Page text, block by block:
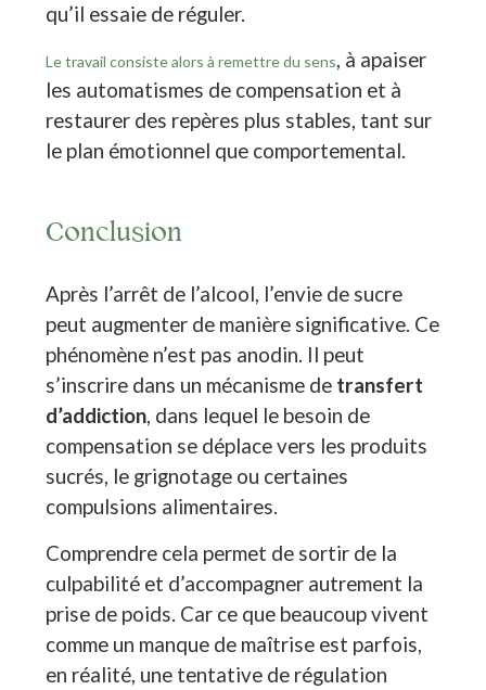
qu’il essaie de réguler.
Le travail consiste alors à remettre du sens, à apaiser
les automatismes de compensation et à
restaurer des repères plus stables, tant sur
le plan émotionnel que comportemental.
Conclusion
Après l’arrêt de l’alcool, l’envie de sucre
peut augmenter de manière significative. Ce
phénomène n’est pas anodin. Il peut
s’inscrire dans un mécanisme de transfert
d’addiction, dans lequel le besoin de
compensation se déplace vers les produits
sucrés, le grignotage ou certaines
compulsions alimentaires.
Comprendre cela permet de sortir de la
culpabilité et d’accompagner autrement la
prise de poids. Car ce que beaucoup vivent
comme un manque de maîtrise est parfois,
en réalité, une tentative de régulation